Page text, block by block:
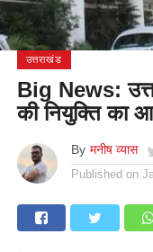
उत्तराखंड
Big News:
की नियुक्ति का
By मनीष व्यास
Published on